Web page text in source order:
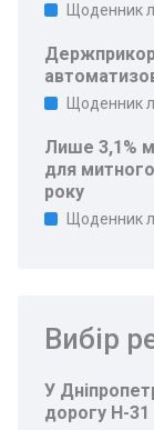
Щоденник
Щоденник
Лише 3,1%
для
року
Щоденник
Вибір
У
дорогу Н-31